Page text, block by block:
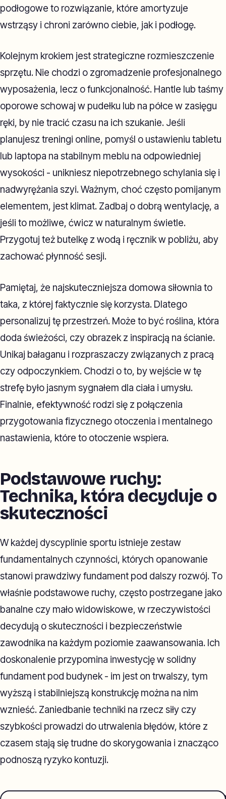
podłogowe to rozwiązanie, które amortyzuje
wstrząsy i chroni zarówno ciebie, jak i podłogę.
Kolejnym krokiem jest strategiczne rozmieszczenie
sprzętu. Nie chodzi o zgromadzenie profesjonalnego
wyposażenia, lecz o funkcjonalność. Hantle lub taśmy
oporowe schowaj w pudełku lub na półce w zasięgu
ręki, by nie tracić czasu na ich szukanie. Jeśli
planujesz treningi online, pomyśl o ustawieniu tabletu
lub laptopa na stabilnym meblu na odpowiedniej
wysokości - unikniesz niepotrzebnego schylania się i
nadwyrężania szyi. Ważnym, choć często pomijanym
elementem, jest klimat. Zadbaj o dobrą wentylację, a
jeśli to możliwe, ćwicz w naturalnym świetle.
Przygotuj też butelkę z wodą i ręcznik w pobliżu, aby
zachować płynność sesji.
Pamiętaj, że najskuteczniejsza domowa siłownia to
taka, z której faktycznie się korzysta. Dlatego
personalizuj tę przestrzeń. Może to być roślina, która
doda świeżości, czy obrazek z inspiracją na ścianie.
Unikaj bałaganu i rozpraszaczy związanych z pracą
czy odpoczynkiem. Chodzi o to, by wejście w tę
strefę było jasnym sygnałem dla ciała i umysłu.
Finalnie, efektywność rodzi się z połączenia
przygotowania fizycznego otoczenia i mentalnego
nastawienia, które to otoczenie wspiera.
Podstawowe ruchy:
Technika, która decyduje o
skuteczności
W każdej dyscyplinie sportu istnieje zestaw
fundamentalnych czynności, których opanowanie
stanowi prawdziwy fundament pod dalszy rozwój. To
właśnie podstawowe ruchy, często postrzegane jako
banalne czy mało widowiskowe, w rzeczywistości
decydują o skuteczności i bezpieczeństwie
zawodnika na każdym poziomie zaawansowania. Ich
doskonalenie przypomina inwestycję w solidny
fundament pod budynek - im jest on trwalszy, tym
wyższą i stabilniejszą konstrukcję można na nim
wznieść. Zaniedbanie techniki na rzecz siły czy
szybkości prowadzi do utrwalenia błędów, które z
czasem stają się trudne do skorygowania i znacząco
podnoszą ryzyko kontuzji.